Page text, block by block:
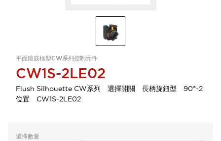
平面鑲嵌框型CW系列控制元件
CW1S-2LE02
Flush Silhouette CW系列 選擇開關 長柄旋鈕型 90°-2
位置 CW1S-2LE02
選擇數量